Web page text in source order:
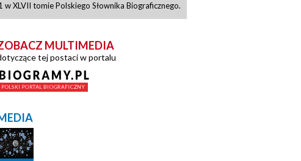
XLVII tomie Polskiego Słownika Biograficznego.
MULTIMEDIA
tej postaci w portalu